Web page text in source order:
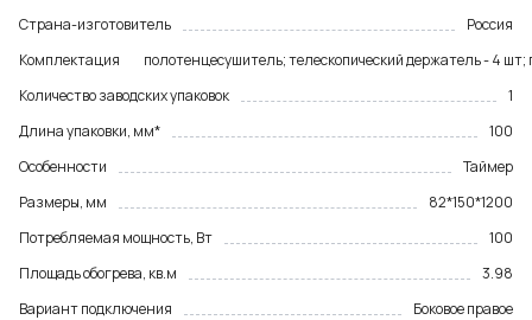
Страна-изготовитель
Россия
Комплектация
полотенцесушитель; телескопический держатель - 4 шт;
Количество заводских упаковок
1
Длина упаковки, мм*
100
Особенности
Таймер
Размеры, мм
82*150*1200
Потребляемая мощность, Вт
100
Площадь обогрева, кв.м
3.98
Вариант подключения
Боковое правое